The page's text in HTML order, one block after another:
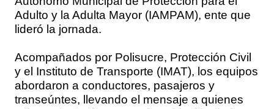
Adulto y la Adulta Mayor (IAMPAM), ente que
lideró la jornada.
Acompañados por Polisucre, Protección Civil
y el Instituto de Transporte (IMAT), los equipos
abordaron a conductores, pasajeros y
transeúntes, llevando el mensaje a quienes